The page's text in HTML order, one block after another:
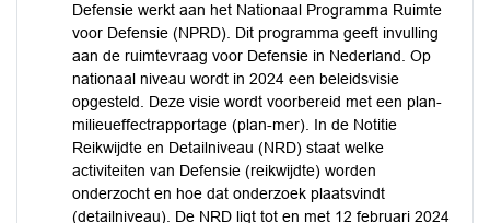
Defensie werkt aan het Nationaal Programma Ruimte
voor Defensie (NPRD). Dit programma geeft invulling
aan de ruimtevraag voor Defensie in Nederland. Op
nationaal niveau wordt in 2024 een beleidsvisie
opgesteld. Deze visie wordt voorbereid met een plan-
milieueffectrapportage (plan-mer). In de Notitie
Reikwijdte en Detailniveau (NRD) staat welke
activiteiten van Defensie (reikwijdte) worden
onderzocht en hoe dat onderzoek plaatsvindt
(detailniveau). De NRD ligt tot en met 12 februari 2024